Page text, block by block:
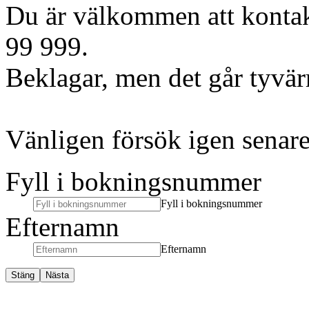
Du är välkommen att
99 999.
Beklagar, men det går
Vänligen försök igen
Fyll i bokningsnummer
Fyll i bokningsnummer
Efternamn
Efternamn
Stäng Nästa